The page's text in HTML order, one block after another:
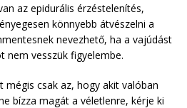
az epidurális érzéstelenítés,
könnyebb átvészelni a
nevezhető, ha a vajúdást
nem vesszük figyelembe.
csak az, hogy akit valóban
bízza magát a véletlenre, kérje ki